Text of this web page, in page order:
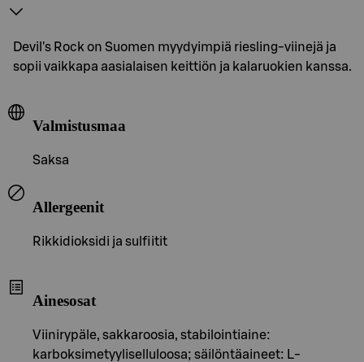
Devil's Rock on Suomen myydyimpiä riesling-viinejä ja
sopii vaikkapa aasialaisen keittiön ja kalaruokien kanssa.
Valmistusmaa
Saksa
Allergeenit
Rikkidioksidi ja sulfiitit
Ainesosat
Viinirypäle, sakkaroosia, stabilointiaine:
karboksimetyyliselluloosa; säilöntäaineet: L-